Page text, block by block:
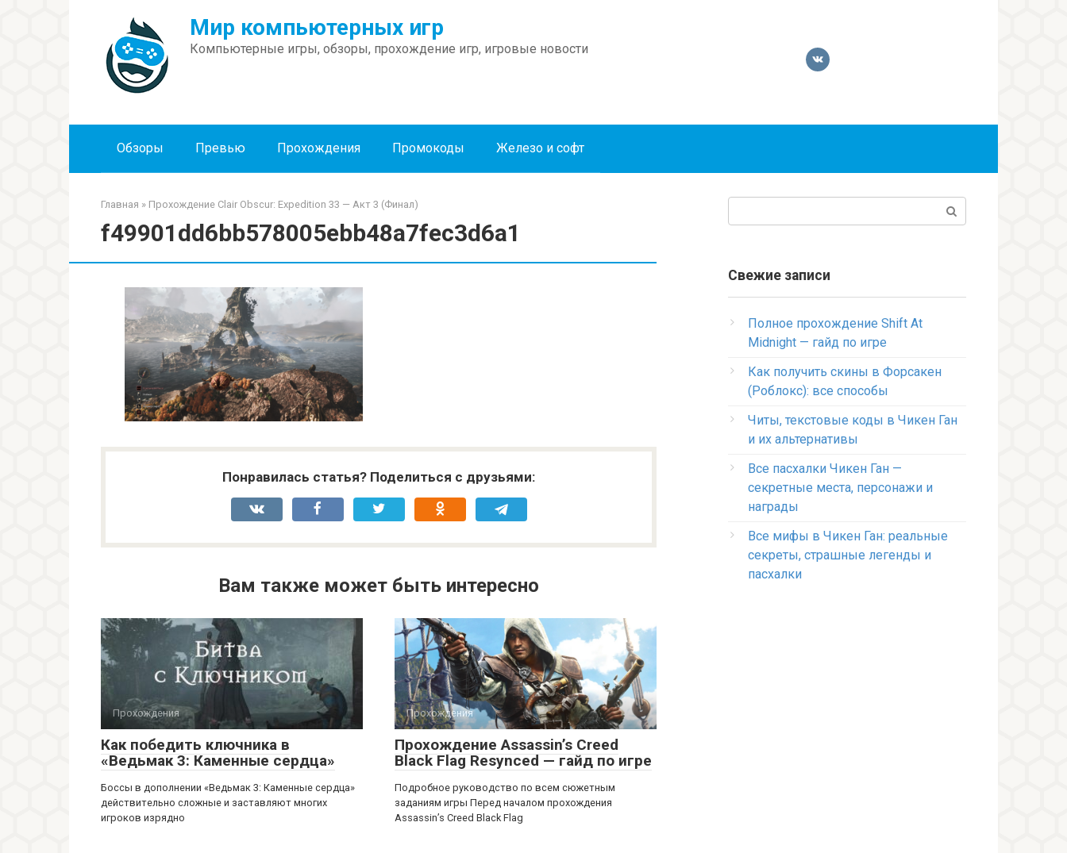
Мир компьютерных игр
Компьютерные игры, обзоры, прохождение игр, игровые новости
Обзоры Превью Прохождения Промокоды Железо и софт
Главная » Прохождение Clair Obscur: Expedition 33 — Акт 3 (Финал)
f49901dd6bb578005ebb48a7fec3d6a1
Понравилась статья? Поделиться с друзьями:
Вам также может быть интересно
Прохождения
Как победить ключника в
«Ведьмак 3: Каменные сердца»
Боссы в дополнении «Ведьмак 3: Каменные сердца»
действительно сложные и заставляют многих
игроков изрядно
Прохождения
Прохождение Assassin’s Creed
Black Flag Resynced — гайд по игре
Подробное руководство по всем сюжетным
заданиям игры Перед началом прохождения
Assassin’s Creed Black Flag
Свежие записи
Полное прохождение Shift At
Midnight — гайд по игре
Как получить скины в Форсакен
(Роблокс): все способы
Читы, текстовые коды в Чикен Ган
и их альтернативы
Все пасхалки Чикен Ган —
секретные места, персонажи и
награды
Все мифы в Чикен Ган: реальные
секреты, страшные легенды и
пасхалки